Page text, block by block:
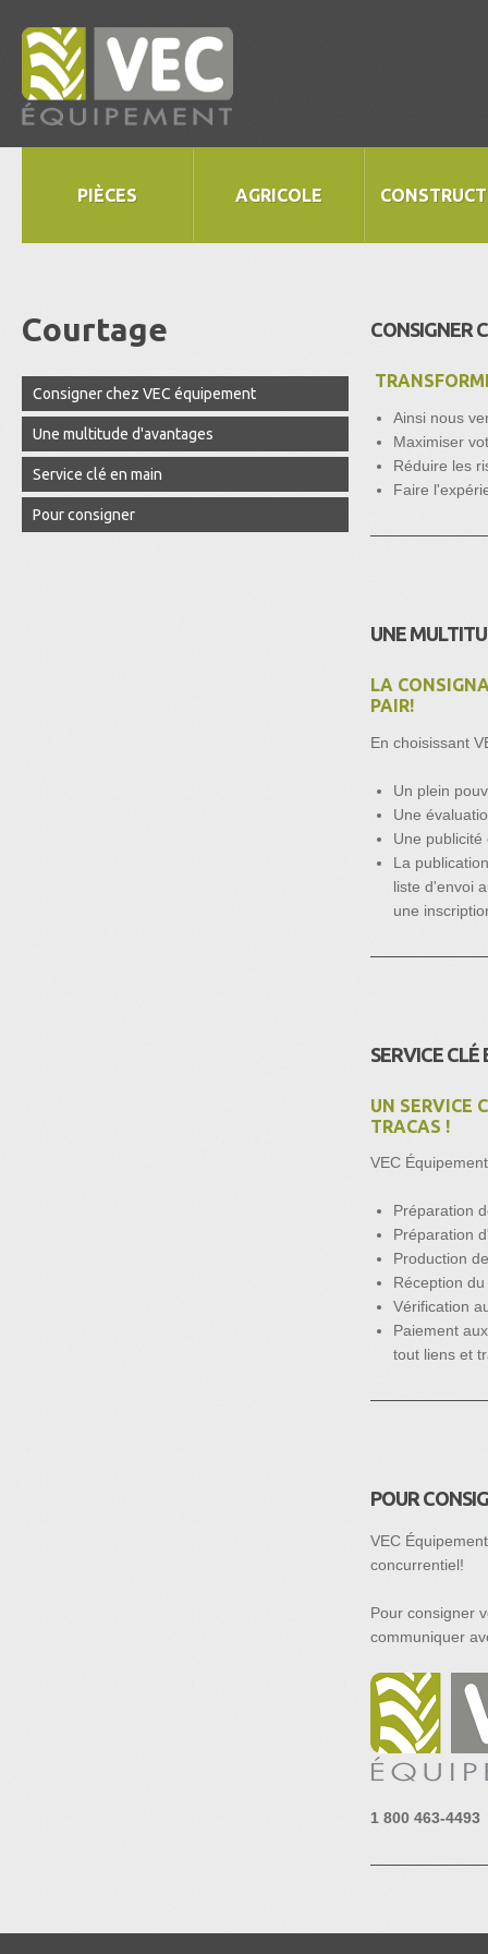
PIÈCES AGRICOLE
Courtage
Consigner chez VEC équipement
Une multitude d'avantages
Service clé en main
Pour consigner
CONSIGNER
Ainsi nous
Maximiser
Réduire les
Faire
UNE
LA
PAIR!
En choisissant
Un plein
Une
Une
La
liste d'envoi
une
SERVICE CLÉ
UN SERVICE
TRACAS !
VEC
Préparation
Préparation
Production
Réception
Vérification
Paiement
tout liens et
POUR
VEC
concurrentiel!
Pour consigner
communiquer
1 800 463-4493